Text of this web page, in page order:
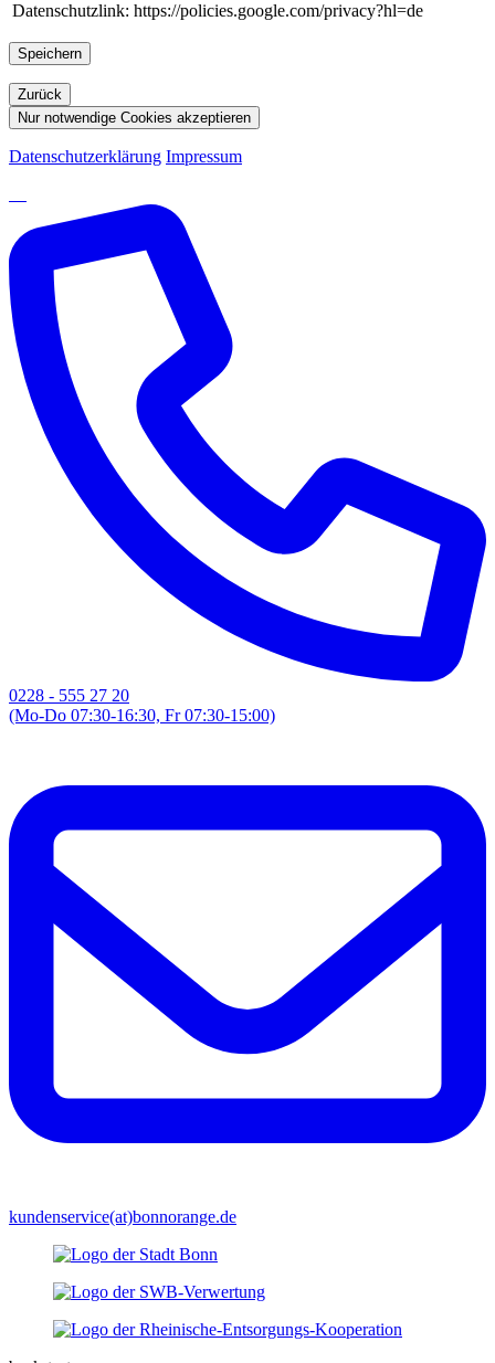
Datenschutzlink: https://policies.google.com/privacy?hl=de
Speichern
Zurück
Nur notwendige Cookies akzeptieren
Datenschutzerklärung Impressum
0228 - 555 27 20
(Mo-Do 07:30-16:30, Fr 07:30-15:00)
kundenservice(at)bonnorange.de